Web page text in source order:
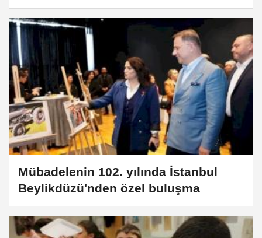
Mübadelenin 102. yılında İstanbul
Beylikdüzü'nden özel buluşma